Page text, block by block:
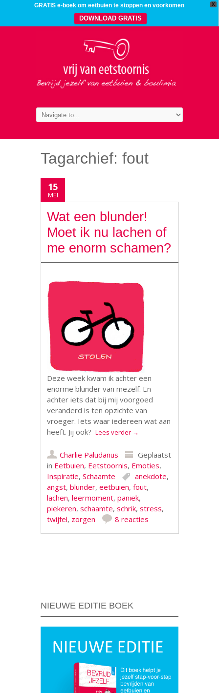
X
GRATIS e-boek om eetbuien te stoppen en voorkomen
DOWNLOAD GRATIS
Tagarchief: fout
15
MEI
Wat een blunder!
Moet ik nu lachen of
me enorm schamen?
Deze week kwam ik achter een
enorme blunder van mezelf. En
achter iets dat bij mij voorgoed
veranderd is ten opzichte van
vroeger. Iets waar iedereen wat aan
heeft. Jij ook?Lees verder →
Charlie Paludanus
Geplaatst
in Eetbuien, Eetstoornis, Emoties,
Inspiratie,Schaamte anekdote,
angst,blunder,eetbuien,fout,
lachen,leermoment,paniek,
piekeren,schaamte,schrik,stress,
twijfel, zorgen 8 reacties
NIEUWE EDITIE BOEK